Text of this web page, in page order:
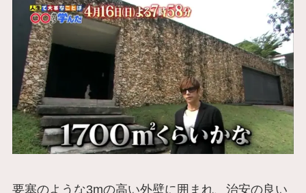
要塞のような3mの高い外壁に囲まれ、治安の良い